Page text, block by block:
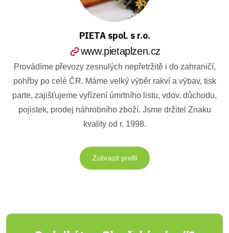
PIETA spol. s r.o.
www.pietaplzen.cz
Provádíme převozy zesnulých nepřetržitě i do zahraničí,
pohřby po celé ČR. Máme velký výběr rakví a výbav, tisk
parte, zajišťujeme vyřízení úmrtního listu, vdov. důchodu,
pojistek, prodej náhrobního zboží. Jsme držitel Znaku
kvality od r. 1998.
Zobrazit profil